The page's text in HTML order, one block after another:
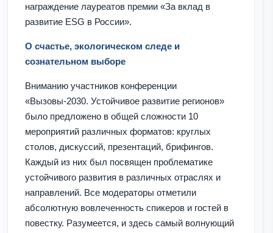
награждение лауреатов премии «За вклад в
развитие ESG в России».
О счастье, экологическом следе и
сознательном выборе
Вниманию участников конференции
«Вызовы-2030. Устойчивое развитие регионов»
было предложено в общей сложности 10
мероприятий различных форматов: круглых
столов, дискуссий, презентаций, брифингов.
Каждый из них был посвящен проблематике
устойчивого развития в различных отраслях и
направлений. Все модераторы отметили
абсолютную вовлеченность спикеров и гостей в
повестку. Разумеется, и здесь самый волнующий